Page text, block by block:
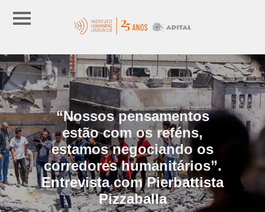
“Nossos pensamentos
estão com os reféns,
estamos negociando os
corredores humanitários”.
Entrevista com Pierbattista
Pizzaballa